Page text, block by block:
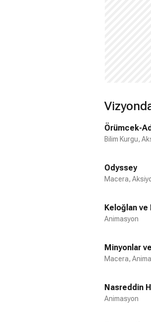
Örümcek-
Bilim Kurgu,
Odyssey
Macera,
Keloğlan ve
Animasyon
Minyonlar
Macera,
Nasreddin
Animasyon